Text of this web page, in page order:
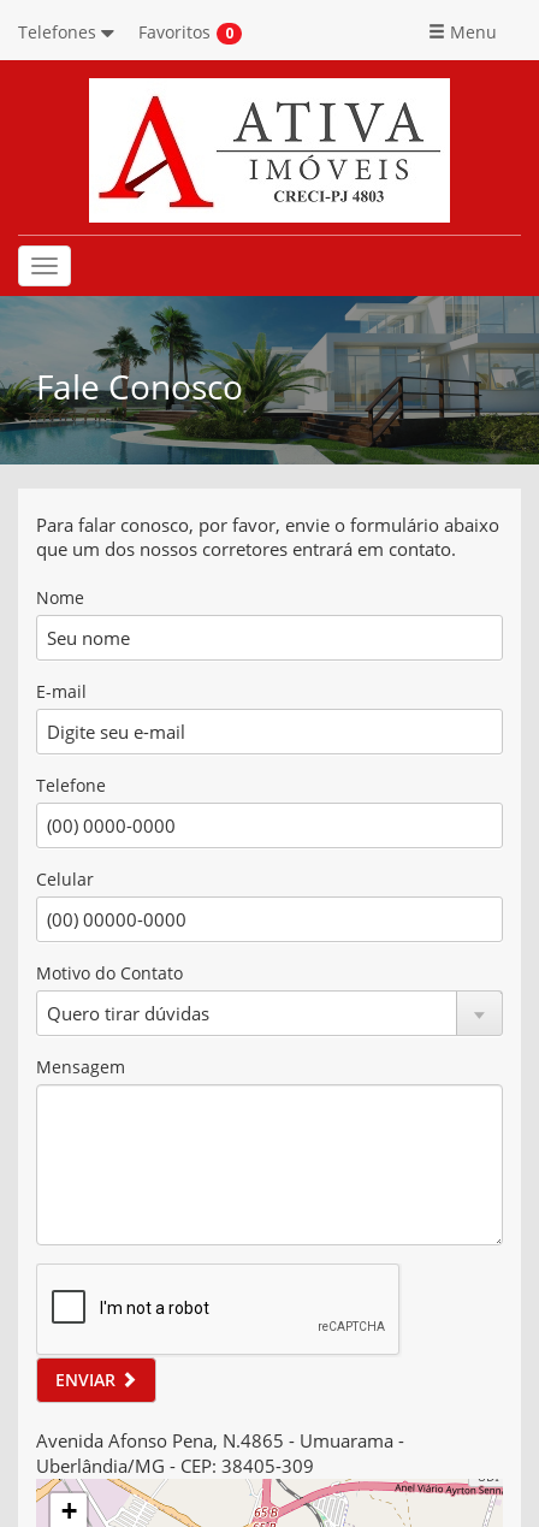
Telefones Favoritos 0 Menu
Toggle
navigation
Fale Conosco
Para falar conosco, por favor, envie o formulário abaixo
que um dos nossos corretores entrará em contato.
Nome
E-mail
Telefone
Celular
Motivo do Contato
Mensagem
ENVIAR
Avenida Afonso Pena, N.4865 - Umuarama -
Uberlândia/MG - CEP: 38405-309
+